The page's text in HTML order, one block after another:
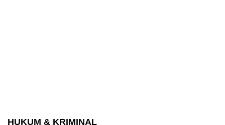
HUKUM & KRIMINAL